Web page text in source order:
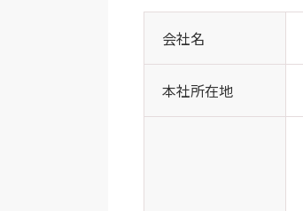
会社名
本社所在地